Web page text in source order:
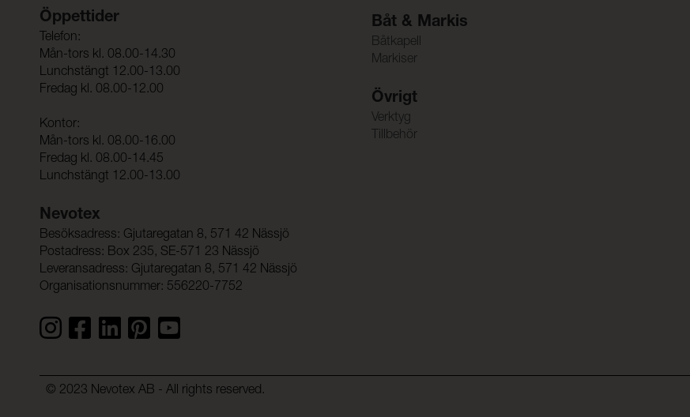
Öppettider
Telefon:
Mån-tors kl. 08.00-14.30
Lunchstängt 12.00-13.00
Fredag kl. 08.00-12.00
Kontor:
Mån-tors kl. 08.00-16.00
Fredag kl. 08.00-14.45
Lunchstängt 12.00-13.00
Nevotex
Besöksadress: Gjutaregatan 8, 571 42 Nässjö
Postadress: Box 235, SE-571 23 Nässjö
Leveransadress: Gjutaregatan 8, 571 42 Nässjö
Organisationsnummer: 556220-7752
Båt & Markis
Båtkapell
Markiser
Övrigt
Verktyg
Tillbehör
© 2023 Nevotex AB - All rights reserved.